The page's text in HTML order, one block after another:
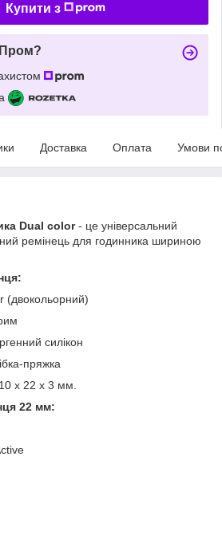
Купити з
Пром?
Доставка Оплата Умови
Dual color- це універсальний
ремінець для годинника шириною
(двокольорний)
силікон
пряжка
x 22 x 3 мм.
22 мм: